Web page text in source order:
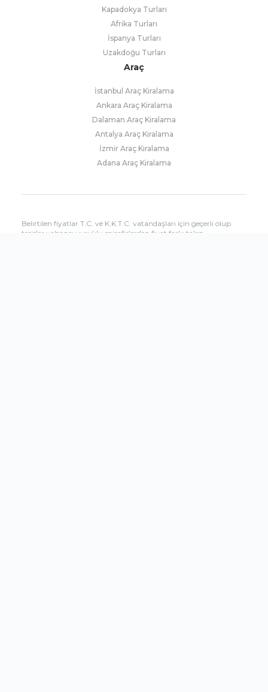
Kapadokya Turları
Afrika Turları
İspanya Turları
Uzakdoğu Turları
Araç
İstanbul Araç Kiralama
Ankara Araç Kiralama
Dalaman Araç Kiralama
Antalya Araç Kiralama
İzmir Araç Kiralama
Adana Araç Kiralama
Belirtilen fiyatlar T.C. ve K.K.T.C. vatandaşları için geçerli olup
tesisler yabancı uyruklu misafirlerden fiyat farkı talep